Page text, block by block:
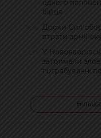
одного
бійця
Дрони Сил
втрати армії
У
затримали
пограбуванні